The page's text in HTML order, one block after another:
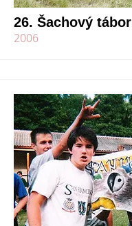
26. Šachový tábor
2006